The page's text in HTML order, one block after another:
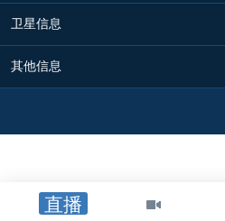
直播
卫星信息
其他信息